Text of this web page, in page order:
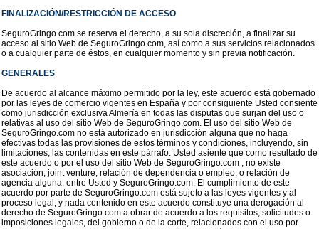
FINALIZACIÓN/RESTRICCIÓN DE ACCESO
SeguroGringo.com se reserva el derecho, a su sola discreción, a finalizar su
acceso al sitio Web de SeguroGringo.com, así como a sus servicios relacionados
o a cualquier parte de éstos, en cualquier momento y sin previa notificación.
GENERALES
De acuerdo al alcance máximo permitido por la ley, este acuerdo está gobernado
por las leyes de comercio vigentes en España y por consiguiente Usted consiente
como jurisdicción exclusiva Almería en todas las disputas que surjan del uso o
relativas al uso del sitio Web de SeguroGringo.com. El uso del sitio Web de
SeguroGringo.com no está autorizado en jurisdicción alguna que no haga
efectivas todas las provisiones de estos términos y condiciones, incluyendo, sin
limitaciones, las contenidas en este párrafo. Usted asiente que como resultado de
este acuerdo o por el uso del sitio Web de SeguroGringo.com , no existe
asociación, joint venture, relación de dependencia o empleo, o relación de
agencia alguna, entre Usted y SeguroGringo.com. El cumplimiento de este
acuerdo por parte de SeguroGringo.com está sujeto a las leyes vigentes y al
proceso legal, y nada contenido en este acuerdo constituye una derogación al
derecho de SeguroGringo.com a obrar de acuerdo a los requisitos, solicitudes o
imposiciones legales, del gobierno o de la corte, relacionados con el uso por